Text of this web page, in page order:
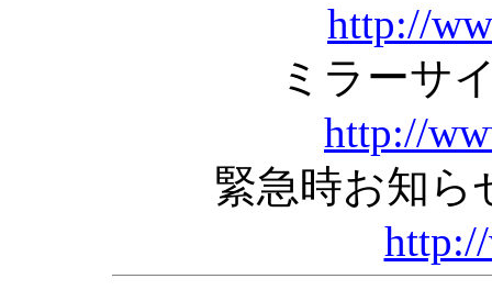
http://
ミラーサ
http://
緊急時お知ら